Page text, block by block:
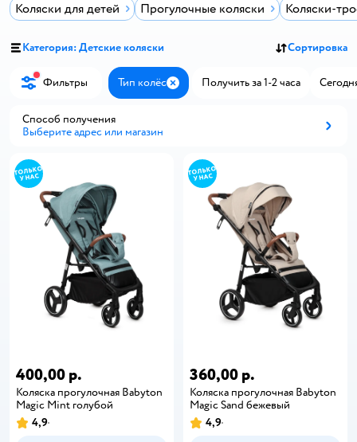
Коляски для детей Прогулочные коляски Коляски-
Категория: Детские коляски Сортировка
Фильтры Тип колёс ЗакрытьПолучить за 1-2 часа
Способ получения
Выберите адрес или магазин
400,00 р.
Коляска прогулочная Babyton
Magic Mint голубой
4,9
360,00 р.
Коляска прогулочная Babyton
Magic Sand бежевый
4,9